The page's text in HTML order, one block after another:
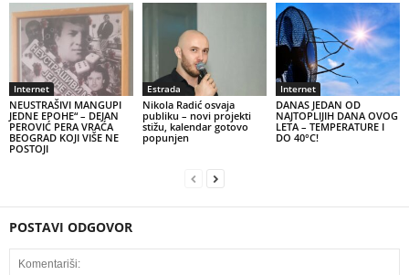
Internet
NEUSTRAŠIVI MANGUPI
JEDNE EPOHE“ – DEJAN
PEROVIĆ PERA VRAĆA
BEOGRAD KOJI VIŠE NE
POSTOJI
Estrada
Nikola Radić osvaja
publiku – novi projekti
stižu, kalendar gotovo
popunjen
Internet
DANAS JEDAN OD
NAJTOPLIJIH DANA OVOG
LETA – TEMPERATURE I
DO 40°C!
POSTAVI ODGOVOR